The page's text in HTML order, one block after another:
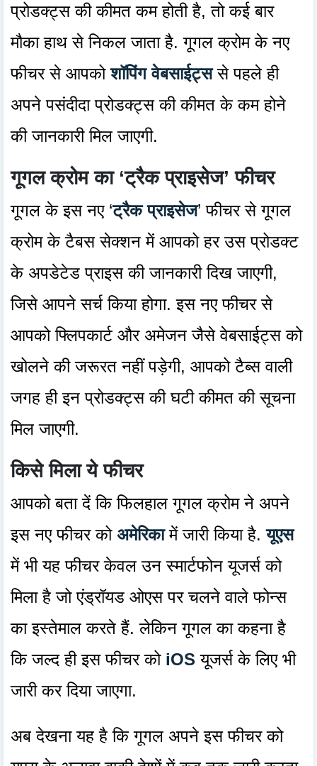
प्रोडक्ट्स की कीमत कम होती है, तो कई बार
मौका हाथ से निकल जाता है. गूगल क्रोम के नए
फीचर से आपकोशॉपिंग वेबसाईट्ससे पहले ही
अपने पसंदीदा प्रोडक्ट्स की कीमत के कम होने
की जानकारी मिल जाएगी.
गूगल क्रोम का ‘ट्रैक प्राइसेज’ फीचर
गूगल के इस नए ‘ट्रैक प्राइसेज’ फीचर से गूगल
क्रोम के टैबस सेक्शन में आपको हर उस प्रोडक्ट
के अपडेटेड प्राइस की जानकारी दिख जाएगी,
जिसे आपने सर्च किया होगा. इस नए फीचर से
आपको फ्लिपकार्ट और अमेजन जैसे वेबसाईट्स को
खोलने की जरूरत नहीं पड़ेगी, आपको टैब्स वाली
जगह ही इन प्रोडक्ट्स की घटी कीमत की सूचना
मिल जाएगी.
किसे मिला ये फीचर
आपको बता दें कि फिलहाल गूगल क्रोम ने अपने
इस नए फीचर को अमेरिकामें जारी किया है.यूएस
में भी यह फीचर केवल उन स्मार्टफोन यूजर्स को
मिला है जो एंड्रॉयड ओएस पर चलने वाले फोन्स
का इस्तेमाल करते हैं. लेकिन गूगल का कहना है
कि जल्द ही इस फीचर कोiOS यूजर्स के लिए भी
जारी कर दिया जाएगा.
अब देखना यह है कि गूगल अपने इस फीचर को